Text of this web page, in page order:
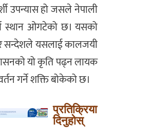
उपन्यास हो जसले नेपाली
स्थान ओगटेको छ। यसको
र सन्देशले यसलाई कालजयी
यो कृति पढ्न लायक
गर्ने शक्ति बोकेको छ।
प्रतिक्रिया
दिनुहोस्